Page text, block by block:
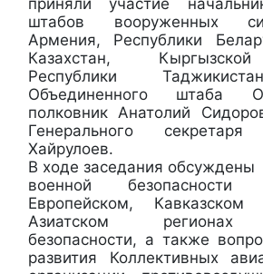
штабов вооруженных
Армения, Республики
Казахстан,
Республики
Объединенного штаба
полковник Анатолий
Генерального
Хайрулоев.
В ходе заседания обсуждены
военной
Европейском,
Азиатском регионах
безопасности, а также
развития Коллективных